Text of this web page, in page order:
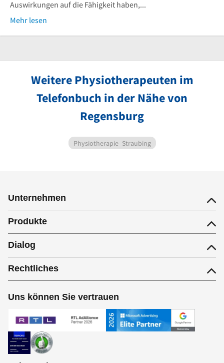
Auswirkungen auf die Fähigkeit haben,...
Mehr lesen
Weitere Physiotherapeuten im
Telefonbuch in der Nähe von
Regensburg
Physiotherapie Straubing
Unternehmen
Produkte
Dialog
Rechtliches
Uns können Sie vertrauen